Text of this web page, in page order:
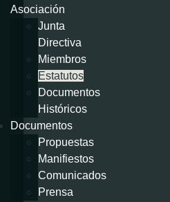
Asociación
Junta
Directiva
Miembros
Estatutos
Documentos
Históricos
Documentos
Propuestas
Manifiestos
Comunicados
Prensa